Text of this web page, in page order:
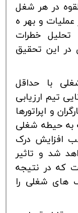
در هر شغل
عملیات و بهر ه
تحلیل خطرات
در این تحقیق
با حداقل
تیم ارزیابی
و اپراتورها
به حیطه شغلی
افزایش درک
شد و تاثیر
که در نتیجه
های شغلی را